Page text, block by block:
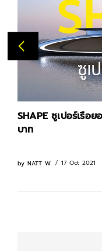
SHAPE ซูเปอร์เรือ
บาท
by NATT W. 17 Oct 2021